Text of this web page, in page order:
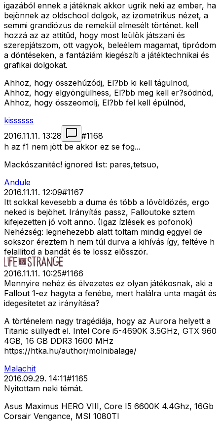
igazából ennek a játéknak akkor ugrik neki az ember, ha
bejönnek az oldschool dolgok, az izometrikus nézet, a
semmi grandiózus de remekül elmesélt történet. kell
hozzá az az attitűd, hogy most leülök játszani és
szerepjátszom, ott vagyok, beleélem magamat, tipródom
a döntéseken, a fantáziám kiegészíti a játéktechnikai és
grafikai dolgokat.
Ahhoz, hogy összehúzódj, El?bb ki kell tágulnod,
Ahhoz, hogy elgyöngülhess, El?bb meg kell er?södnöd,
Ahhoz, hogy összeomolj, El?bb fel kell épülnöd,
kissssss
2016.11.11. 13:28
#1168
h az f1 nem jött be akkor ez se fog...
Mackószanitéc! ignored list: pares,tetsuo,
Andule
2016.11.11. 12:09#1167
Itt sokkal kevesebb a duma és több a lövöldözés, ergo
neked is bejöhet. Irányítás passz, Falloutoke sztem
kifejezetten jó volt anno. (Igaz ízlések es pofonok)
Nehézség: legnehezebb alatt toltam mindig eggyel de
sokszor éreztem h nem túl durva a kihívás így, feltéve h
felallitod a bandát és te lossz elősször.
2016.11.11. 10:25#1166
Mennyire nehéz és élvezetes ez olyan játékosnak, aki a
Fallout 1-ez hagyta a fenébe, mert halálra unta magát és
idegesítetet az irányítása?
A történelem nagy tragédiája, hogy az Aurora helyett a
Titanic süllyedt el. Intel Core i5-4690K 3.5GHz, GTX 960
4GB, 16 GB DDR3 1600 MHz
https://htka.hu/author/molnibalage/
Malachit
2016.09.29. 14:11#1165
Nyitottam neki témát.
Asus Maximus HERO VIII, Core I5 6600K 4.4Ghz, 16Gb
Corsair Vengance, MSI 1080TI